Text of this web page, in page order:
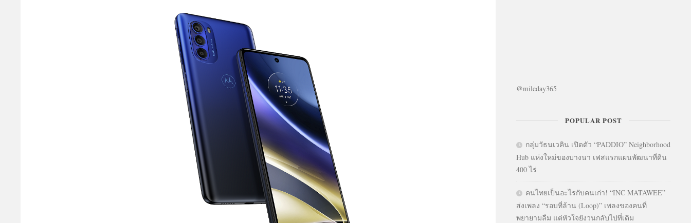
@mileday365
POPULAR POST
กลุ่มวัธนเวคิน เปิดตัว “PADDIO” Neighborhood
Hub แห่งใหม่ของบางนา เฟสแรกแผนพัฒนาที่ดิน
400 ไร่
คนไทยเป็นอะไรกับคนเก่า! “INC MATAWEE”
ส่งเพลง “รอบที่ล้าน (Loop)” เพลงของคนที่
พยายามลืม แต่หัวใจยังวนกลับไปที่เดิม